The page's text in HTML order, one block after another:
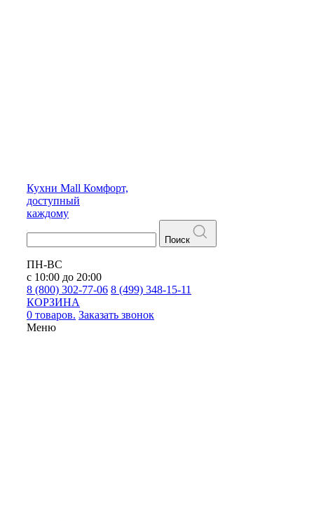
Кухни Mall Комфорт,
доступный
каждому
Поиск
ПН-ВС
с 10:00 до 20:00
8 (800) 302-77-06 8 (499) 348-15-11
КОРЗИНА
0 товаров. Заказать звонок
Меню